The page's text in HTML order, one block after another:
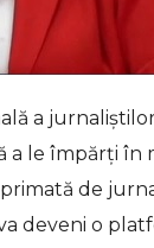
a
le împărți în
de
deveni o